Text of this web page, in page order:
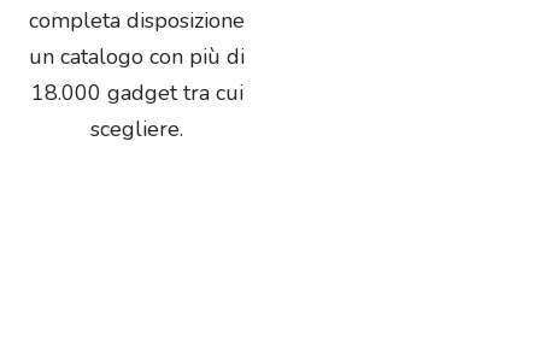
completa disposizione
un catalogo con più di
18.000 gadget tra cui
scegliere.